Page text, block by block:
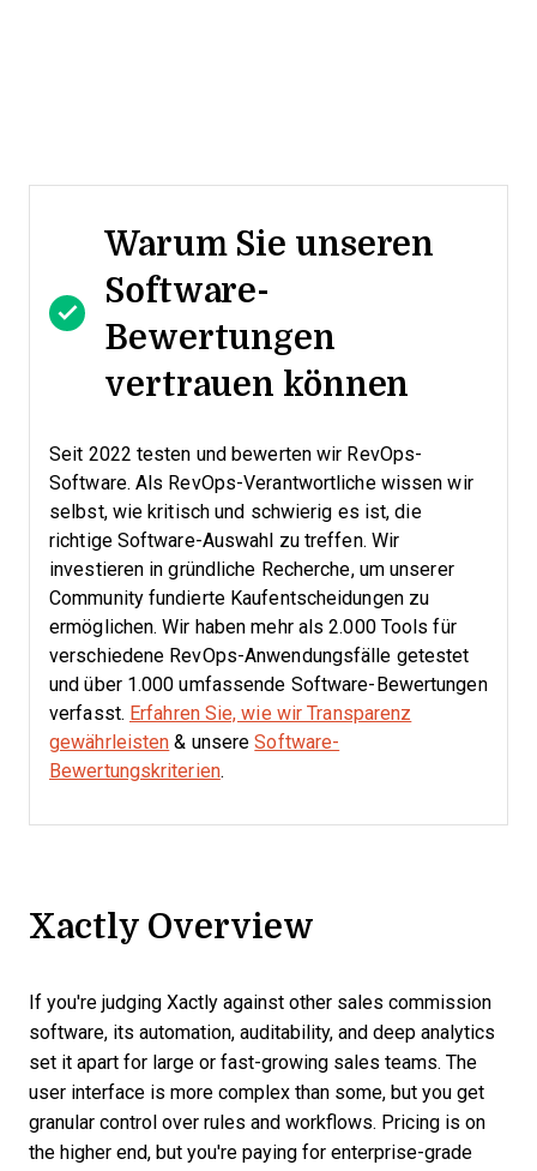
Warum Sie unseren
Software-
Bewertungen
vertrauen können
Seit 2022 testen und bewerten wir RevOps-
Software. Als RevOps-Verantwortliche wissen wir
selbst, wie kritisch und schwierig es ist, die
richtige Software-Auswahl zu treffen. Wir
investieren in gründliche Recherche, um unserer
Community fundierte Kaufentscheidungen zu
ermöglichen. Wir haben mehr als 2.000 Tools für
verschiedene RevOps-Anwendungsfälle getestet
und über 1.000 umfassende Software-Bewertungen
verfasst. Erfahren Sie, wie wir Transparenz
gewährleisten & unsereSoftware-
Bewertungskriterien.
Xactly Overview
If you're judging Xactly against other sales commission
software, its automation, auditability, and deep analytics
set it apart for large or fast-growing sales teams. The
user interface is more complex than some, but you get
granular control over rules and workflows. Pricing is on
the higher end, but you're paying for enterprise-grade